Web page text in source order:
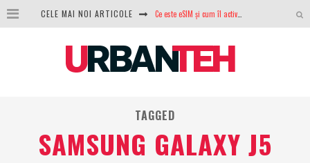
CELE MAI NOI ARTICOLE
TAGGED
SAMSUNG GALAXY J5